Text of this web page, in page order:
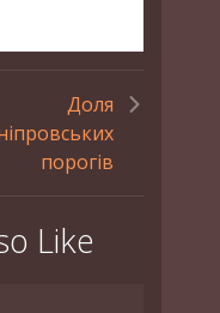
Доля
порогів
Like